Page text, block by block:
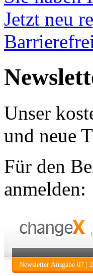
Jetzt neu
Unser
und neue
Für den
anmelden:
Newsletter Ausgabe 07 |